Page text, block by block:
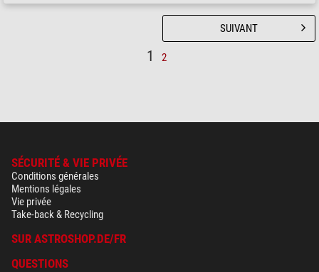
1 2
SUIVANT
SÉCURITÉ & VIE PRIVÉE
Conditions générales
Mentions légales
Vie privée
Take-back & Recycling
SUR ASTROSHOP.DE/FR
QUESTIONS